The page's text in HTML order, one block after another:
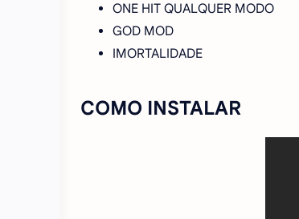
ONE HIT QUALQUER MODO
GOD MOD
IMORTALIDADE
COMO INSTALAR